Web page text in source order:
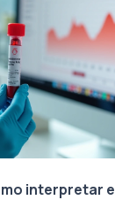
interpretar